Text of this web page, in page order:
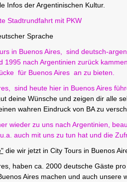
Infos der Argentinischen Kultur.
Stadtrundfahrt mit PKW
in Buenos Aires, sind deutsch-
1995 nach Argentinien zurück
für Buenos Aires an zu bieten.
sind heute hier in Buenos Aires
deine Wünsche und zeigen dir alle
wahren Eindruck von BA zu
wieder zu uns nach Argentinien,
auch mit uns zu tun hat und die
die wir jetzt in City Tours in Buenos
haben ca. 2000 deutsche Gäste
Aires machen und auch unsere